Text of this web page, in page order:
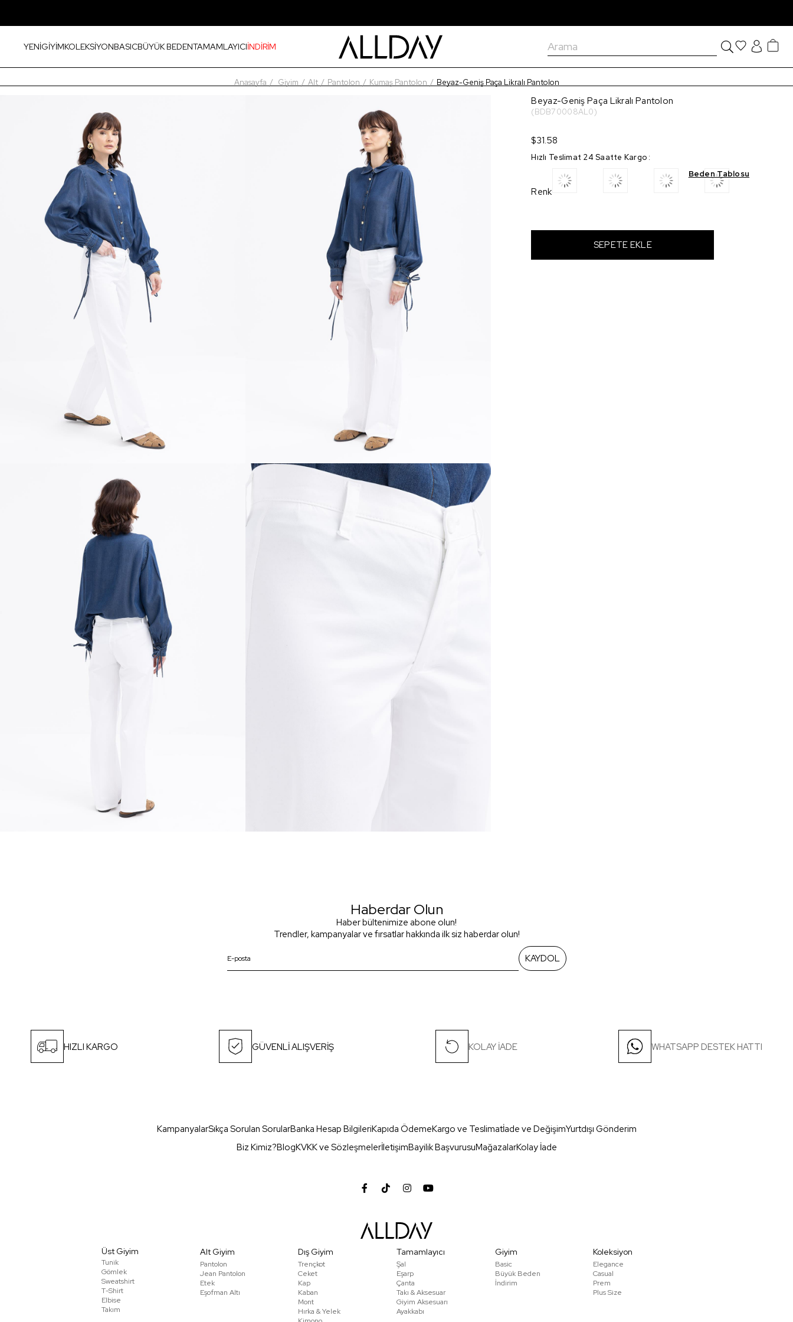
YENİGİYİMKOLEKSİYONBASICBÜYÜK BEDENTAMAMLAYICIİNDİRİM
Anasayfa Giyim Alt Pantolon Kumaş Pantolon Beyaz-Geniş Paça Likralı Pantolon
Beyaz-Geniş Paça Likralı Pantolon
(BDB70008AL0)
$31.58
Hızlı Teslimat 24 Saatte Kargo :
Beden Tablosu
Renk
Haberdar Olun
Haber bültenimize abone olun!
Trendler, kampanyalar ve fırsatlar hakkında ilk siz haberdar olun!
KAYDOL
HIZLI KARGO GÜVENLİ ALIŞVERİŞ KOLAY İADE WHATSAPP DESTEK HATTI
KampanyalarSıkça Sorulan SorularBanka Hesap BilgileriKapıda ÖdemeKargo ve Teslimatİade ve DeğişimYurtdışı Gönderim
Biz Kimiz?BlogKVKK ve SözleşmelerİletişimBayilik BaşvurusuMağazalarKolay İade
Üst Giyim
Tunik
Gömlek
Sweatshirt
T-Shirt
Elbise
Takım
Alt Giyim
Pantolon
Jean Pantolon
Etek
Eşofman Altı
Dış Giyim
Trençkot
Ceket
Kap
Kaban
Mont
Hırka & Yelek
Tamamlayıcı
Şal
Eşarp
Çanta
Takı & Aksesuar
Giyim Aksesuarı
Ayakkabı
Giyim
Basic
Büyük Beden
İndirim
Koleksiyon
Elegance
Casual
Prem
Plus Size